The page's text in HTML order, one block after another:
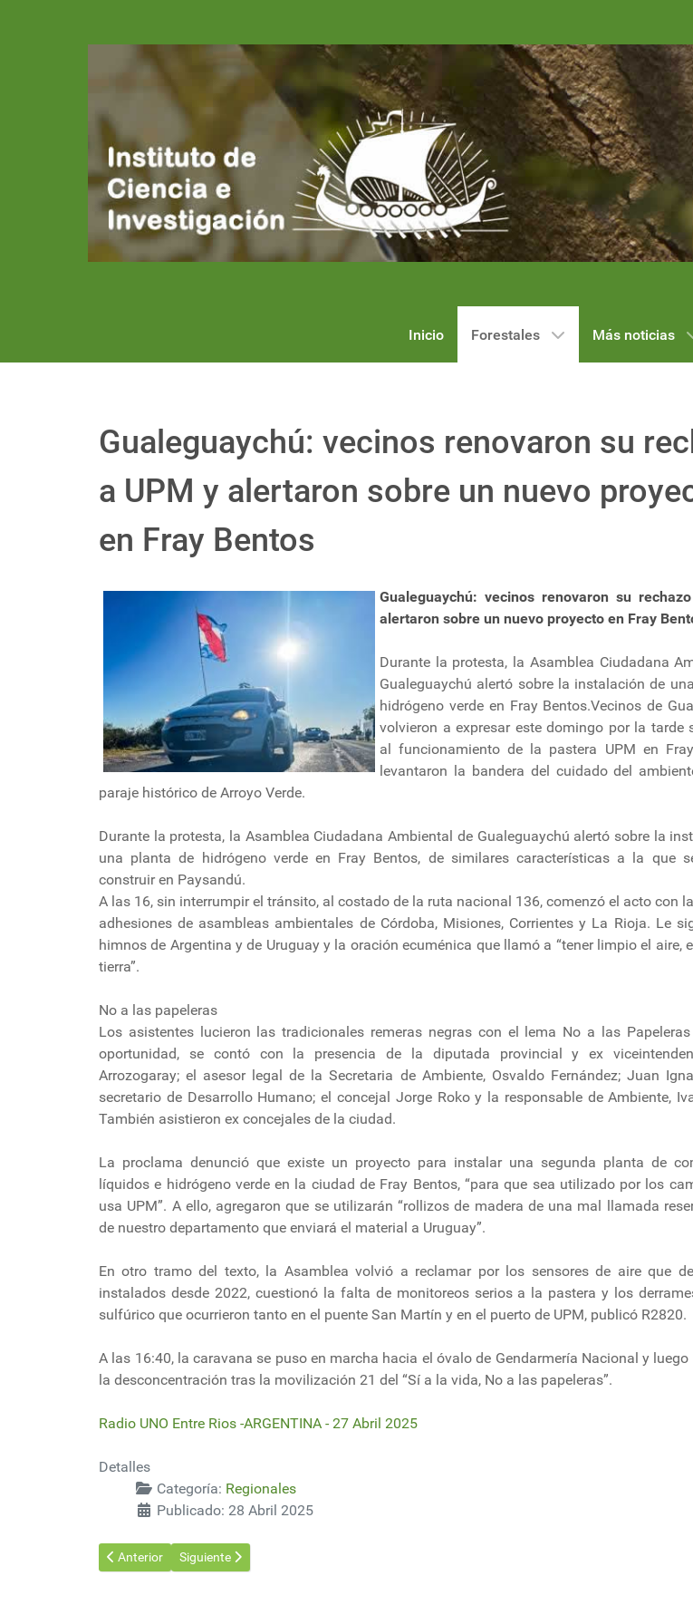
Inicio Forestales Más noticias
Gualeguaychú: vecinos renovaron su
a UPM y alertaron sobre un nuevo
en Fray Bentos
Gualeguaychú: vecinos renovaron su
alertaron sobre un nuevo proyecto en Fray
Durante la protesta, la Asamblea Ciudadana
Gualeguaychú alertó sobre la instalación de
hidrógeno verde en Fray Bentos.Vecinos de
volvieron a expresar este domingo por la tarde
al funcionamiento de la pastera UPM en
levantaron la bandera del cuidado del
paraje histórico de Arroyo Verde.
Durante la protesta, la Asamblea Ciudadana Ambiental de Gualeguaychú alertó sobre la
una planta de hidrógeno verde en Fray Bentos, de similares características a la que
construir en Paysandú.
A las 16, sin interrumpir el tránsito, al costado de la ruta nacional 136, comenzó el acto con
adhesiones de asambleas ambientales de Córdoba, Misiones, Corrientes y La Rioja. Le
himnos de Argentina y de Uruguay y la oración ecuménica que llamó a “tener limpio el aire,
tierra”.
No a las papeleras
Los asistentes lucieron las tradicionales remeras negras con el lema No a las
oportunidad, se contó con la presencia de la diputada provincial y ex
Arrozogaray; el asesor legal de la Secretaria de Ambiente, Osvaldo Fernández; Juan
secretario de Desarrollo Humano; el concejal Jorge Roko y la responsable de Ambiente,
También asistieron ex concejales de la ciudad.
La proclama denunció que existe un proyecto para instalar una segunda planta de
líquidos e hidrógeno verde en la ciudad de Fray Bentos, “para que sea utilizado por los
usa UPM”. A ello, agregaron que se utilizarán “rollizos de madera de una mal llamada
de nuestro departamento que enviará el material a Uruguay”.
En otro tramo del texto, la Asamblea volvió a reclamar por los sensores de aire que
instalados desde 2022, cuestionó la falta de monitoreos serios a la pastera y los
sulfúrico que ocurrieron tanto en el puente San Martín y en el puerto de UPM, publicó R2820.
A las 16:40, la caravana se puso en marcha hacia el óvalo de Gendarmería Nacional y
la desconcentración tras la movilización 21 del “Sí a la vida, No a las papeleras”.
Radio UNO Entre Rios -ARGENTINA - 27 Abril 2025
Detalles
Categoría: Regionales
Publicado: 28 Abril 2025
Artículo anterior: Incendio afectó a huincha transportadora de la Celulosa Arauco en el Biobío
Anterior Artículo siguiente: Se transfirió mineral de hierro brasileño a barcos oceánicos: 109
Siguiente